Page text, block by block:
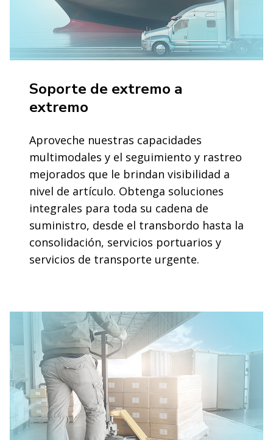
Soporte de extremo a
extremo
Aproveche nuestras capacidades
multimodales y el seguimiento y rastreo
mejorados que le brindan visibilidad a
nivel de artículo. Obtenga soluciones
integrales para toda su cadena de
suministro, desde el transbordo hasta la
consolidación, servicios portuarios y
servicios de transporte urgente.